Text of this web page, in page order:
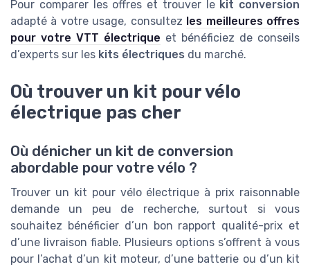
Pour comparer les offres et trouver le kit conversion
adapté à votre usage, consultez les meilleures offres
pour votre VTT électrique et bénéficiez de conseils
d’experts sur les kits électriques du marché.
Où trouver un kit pour vélo
électrique pas cher
Où dénicher un kit de conversion
abordable pour votre vélo ?
Trouver un kit pour vélo électrique à prix raisonnable
demande un peu de recherche, surtout si vous
souhaitez bénéficier d’un bon rapport qualité-prix et
d’une livraison fiable. Plusieurs options s’offrent à vous
pour l’achat d’un kit moteur, d’une batterie ou d’un kit